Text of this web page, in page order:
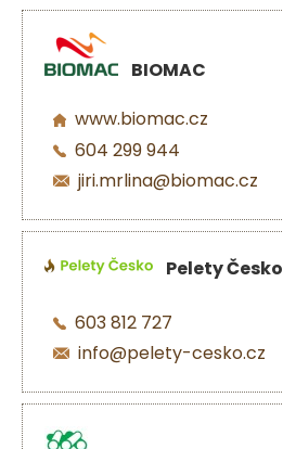
BIOMAC
www.biomac.cz
604 299 944
jiri.mrlina@biomac.cz
Pelety Česko
603 812 727
info@pelety-cesko.cz